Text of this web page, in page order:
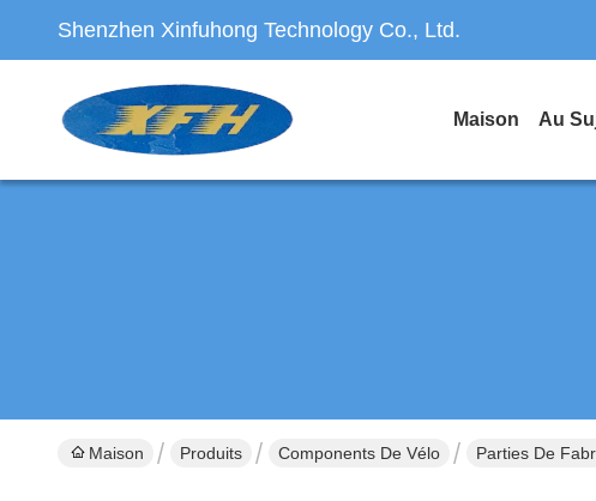
Shenzhen Xinfuhong Technology Co., Ltd.
Maison Au
Maison Produits Components De Vélo Parties De